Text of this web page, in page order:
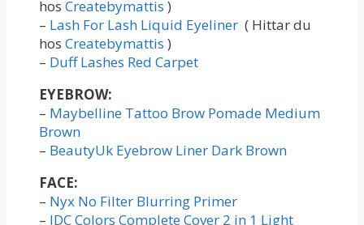
hos Createbymattis )
– Lash For Lash Liquid Eyeliner ( Hittar du
hos Createbymattis )
– Duff Lashes Red Carpet
EYEBROW:
– Maybelline Tattoo Brow Pomade Medium
Brown
– BeautyUk Eyebrow Liner Dark Brown
FACE:
– Nyx No Filter Blurring Primer
– IDC Colors Complete Cover 2 in 1 Light